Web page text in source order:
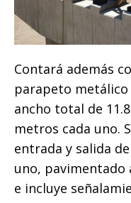
Contará además
parapeto
ancho total de
metros cada uno.
entrada y salida
uno, pavimentado
e incluye